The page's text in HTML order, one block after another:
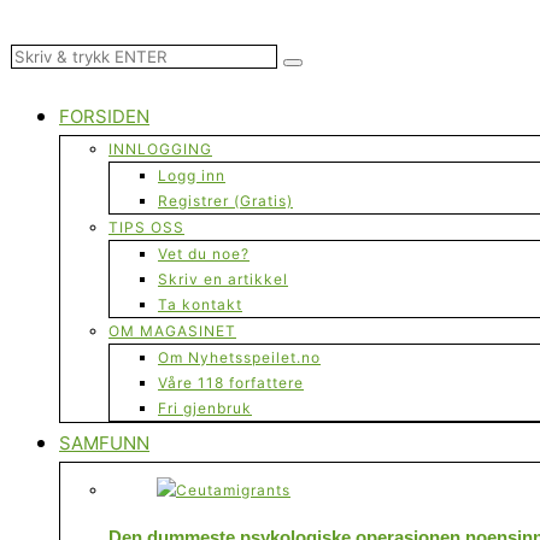
FORSIDEN
INNLOGGING
Logg inn
Registrer (Gratis)
TIPS OSS
Vet du noe?
Skriv en artikkel
Ta kontakt
OM MAGASINET
Om Nyhetsspeilet.no
Våre 118 forfattere
Fri gjenbruk
SAMFUNN